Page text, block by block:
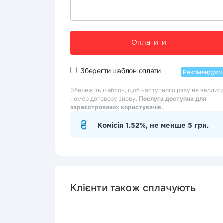
Оплатити
Зберегти шаблон оплати
Збережіть шаблон, щоб наступного разу не вводити
номер договору знову. Послуга доступна для
зареєстрованих користувачів.
Комісія 1.52%, не менше 5 грн.
Клієнти також сплачують